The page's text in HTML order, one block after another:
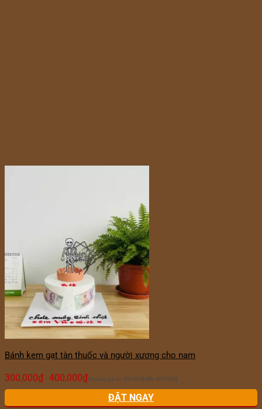
Bánh kem gạt tàn thuốc và người xương cho nam
300,000₫ – 400,000₫ Khoảng giá: từ 300,000₫ đến 400,000₫
ĐẶT NGAY